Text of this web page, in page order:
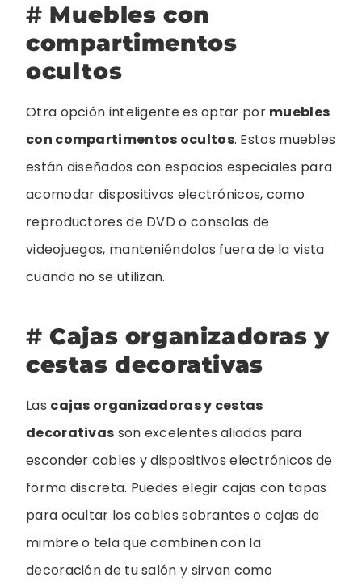
# Muebles con
compartimentos
ocultos
Otra opción inteligente es optar por muebles
con compartimentos ocultos. Estos muebles
están diseñados con espacios especiales para
acomodar dispositivos electrónicos, como
reproductores de DVD o consolas de
videojuegos, manteniéndolos fuera de la vista
cuando no se utilizan.
#Cajas organizadoras y
cestas decorativas
Las cajas organizadoras y cestas
decorativas son excelentes aliadas para
esconder cables y dispositivos electrónicos de
forma discreta. Puedes elegir cajas con tapas
para ocultar los cables sobrantes o cajas de
mimbre o tela que combinen con la
decoración de tu salón y sirvan como